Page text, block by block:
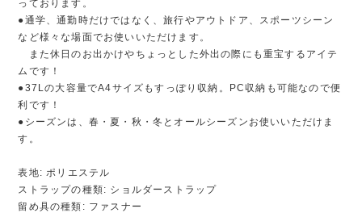
っております。
●通学、通勤時だけではなく、旅行やアウトドア、スポーツシーン
など様々な場面でお使いいただけます。
また休日のお出かけやちょっとした外出の際にも重宝するアイテ
ムです！
●37Lの大容量でA4サイズもすっぽり収納。PC収納も可能なので便
利です！
●シーズンは、春・夏・秋・冬とオールシーズンお使いいただけま
す。
表地: ポリエステル
ストラップの種類: ショルダーストラップ
留め具の種類: ファスナー